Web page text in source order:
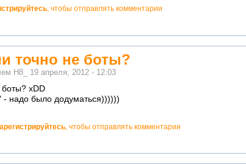
, чтобы отправлять комментарии
точно не боты?
H8_ 19 апреля, 2012 - 12:03
боты? xDD
- надо было додуматься))))))
, чтобы отправлять комментарии